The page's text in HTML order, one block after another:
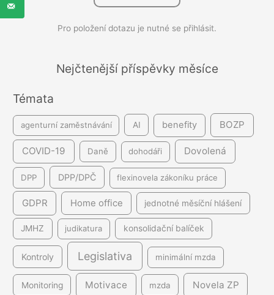
í
Pro položení dotazu je nutné se přihlásit.
Nejčtenější příspěvky měsíce
Témata
agenturní zaměstnávání AI benefity BOZP
COVID-19 Daně dohodáři Dovolená
DPP DPP/DPČ flexinovela zákoníku práce
GDPR Home office jednotné měsíční hlášení
JMHZ judikatura konsolidační balíček
Kontroly Legislativa minimální mzda
Monitoring Motivace mzda Novela ZP